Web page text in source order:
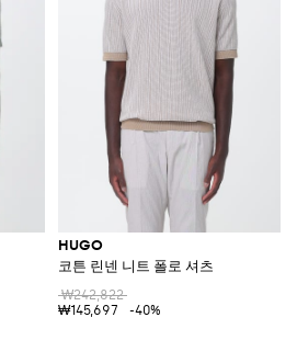
HUGO
코튼 린넨 니트 폴로 셔츠
₩242,822
₩145,697
-40%